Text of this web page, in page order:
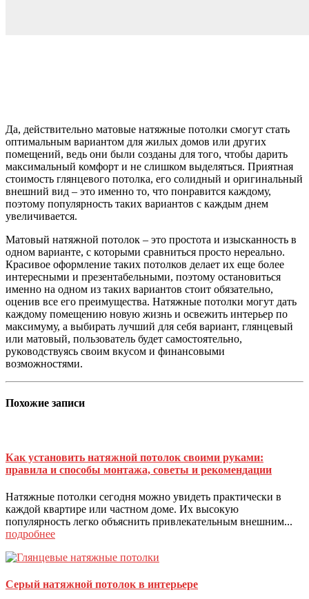
Да, действительно матовые натяжные потолки смогут стать
оптимальным вариантом для жилых домов или других
помещений, ведь они были созданы для того, чтобы дарить
максимальный комфорт и не слишком выделяться. Приятная
стоимость глянцевого потолка, его солидный и оригинальный
внешний вид – это именно то, что понравится каждому,
поэтому популярность таких вариантов с каждым днем
увеличивается.
Матовый натяжной потолок – это простота и изысканность в
одном варианте, с которыми сравниться просто нереально.
Красивое оформление таких потолков делает их еще более
интересными и презентабельными, поэтому остановиться
именно на одном из таких вариантов стоит обязательно,
оценив все его преимущества. Натяжные потолки могут дать
каждому помещению новую жизнь и освежить интерьер по
максимуму, а выбирать лучший для себя вариант, глянцевый
или матовый, пользователь будет самостоятельно,
руководствуясь своим вкусом и финансовыми
возможностями.
Похожие записи
Как установить натяжной потолок своими руками:
правила и способы монтажа, советы и рекомендации
Натяжные потолки сегодня можно увидеть практически в
каждой квартире или частном доме. Их высокую
популярность легко объяснить привлекательным внешним...
подробнее
Серый натяжной потолок в интерьере